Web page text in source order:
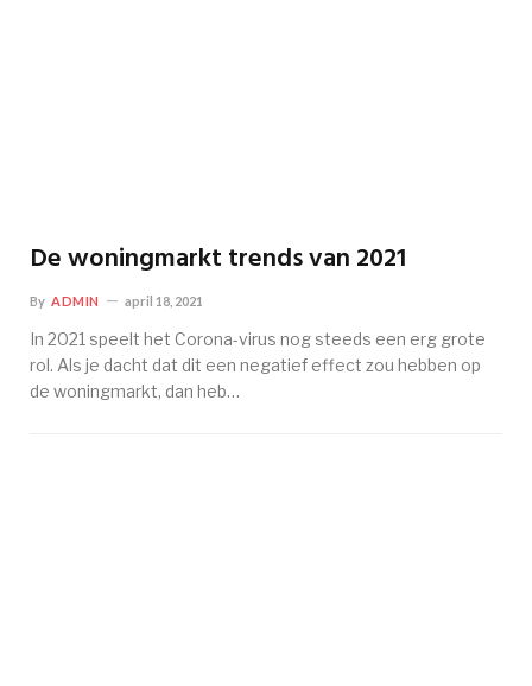
De woningmarkt trends van 2021
By ADMIN april 18, 2021
In 2021 speelt het Corona-virus nog steeds een erg grote
rol. Als je dacht dat dit een negatief effect zou hebben op
de woningmarkt, dan heb…